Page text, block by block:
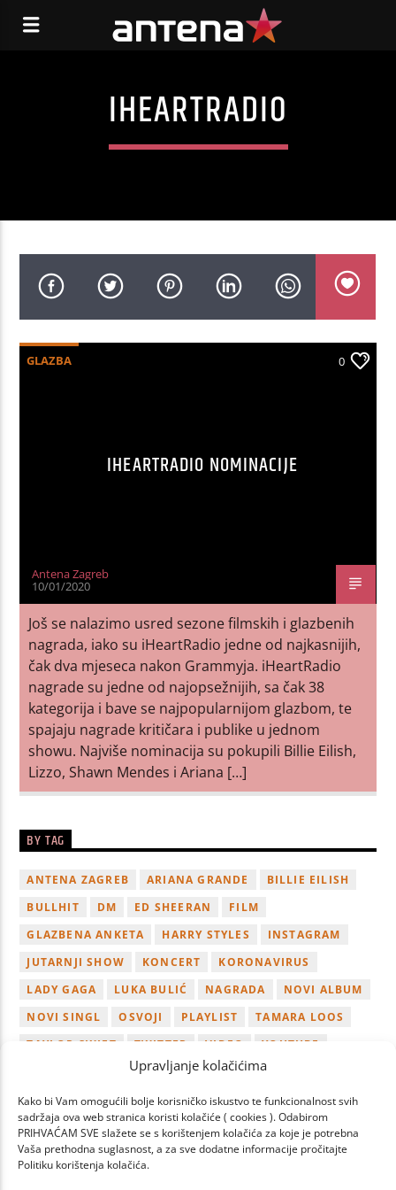
Upravljanje kolačićima
Kako bi Vam omogućili bolje korisničko iskustvo te funkcionalnost svih
sadržaja ova web stranica koristi kolačiće ( cookies ). Odabirom
PRIHVAĆAM SVE slažete se s korištenjem kolačića za koje je potrebna
Vaša prethodna suglasnost, a za sve dodatne informacije pročitajte
Politiku korištenja kolačića.
IHEARTRADIO
GLAZBA 0
IHEARTRADIO NOMINACIJE
Antena Zagreb
10/01/2020
Još se nalazimo usred sezone filmskih i glazbenih
nagrada, iako su iHeartRadio jedne od najkasnijih,
čak dva mjeseca nakon Grammyja. iHeartRadio
nagrade su jedne od najopsežnijih, sa čak 38
kategorija i bave se najpopularnijom glazbom, te
spajaju nagrade kritičara i publike u jednom
showu. Najviše nominacija su pokupili Billie Eilish,
Lizzo, Shawn Mendes i Ariana […]
BY TAG
ANTENA ZAGREB ARIANA GRANDE
BILLIE EILISH
BULLHIT
DM ED SHEERAN
FILM
GLAZBENA ANKETA
HARRY STYLES
INSTAGRAM
JUTARNJI SHOW
KONCERT
KORONAVIRUS
LADY GAGA
LUKA BULIĆ NAGRADA
NOVI ALBUM
NOVI SINGL
OSVOJI PLAYLIST
TAMARA LOOS
TAYLOR SWIFT
TWITTER VIDEO
YOUTUBE